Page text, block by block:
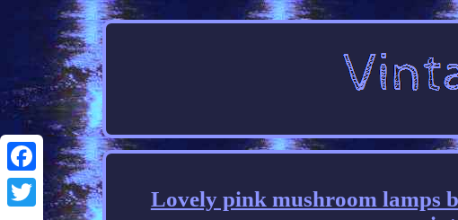
Facebook
Lovely pink mushroom lamps